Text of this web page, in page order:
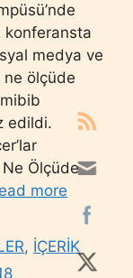
konferansta
medya ve
ne ölçüde
edildi.
Ölçüde
more
, İÇERİK